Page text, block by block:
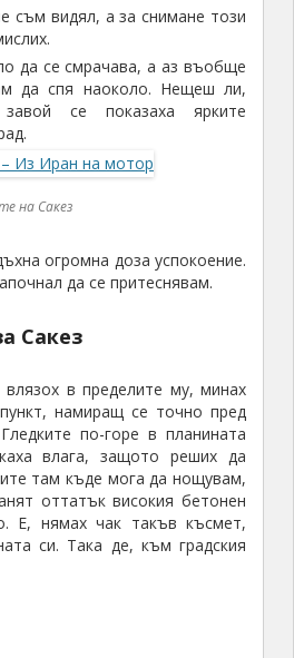
съм видял, а за снимане този
да се смрачава, а аз въобще
да спя наоколо. Нещеш ли,
се показаха ярките
на Сакез
огромнa доза успокоение.
да се притеснявам.
Сакез
в пределите му, минах
намиращ се точно пред
по-горе в планината
влага, защото реших да
там къде мога да нощувам,
оттатък високия бетонен
Е, нямах чак такъв късмет,
си. Така де, към градския